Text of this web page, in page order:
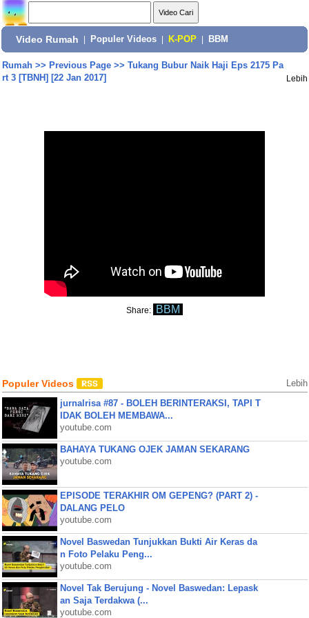
Video Rumah Populer Videos K-POP BBM
Rumah>> Previous Page>> Tukang Bubur Naik Haji Eps 2175 Pa
rt 3 [TBNH] [22 Jan 2017]
Lebih
Share: BBM
Populer Videos Lebih
jurnalrisa #87 - BOLEH BERINTERAKSI, TAPI T
IDAK BOLEH MEMBAWA...
youtube.com
BAHAYA TUKANG OJEK JAMAN SEKARANG
youtube.com
EPISODE TERAKHIR OM GEPENG? (PART 2) -
DALANG PELO
youtube.com
Novel Baswedan Tunjukkan Bukti Air Keras da
n Foto Pelaku Peng...
youtube.com
Novel Tak Berujung - Novel Baswedan: Lepask
an Saja Terdakwa (...
youtube.com